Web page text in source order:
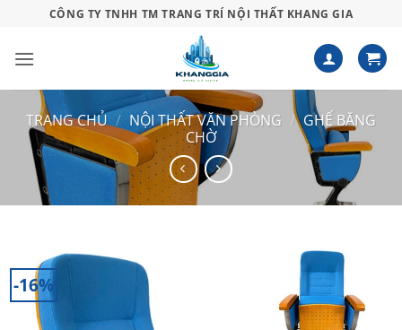
nội
CÔNG TY TNHH TM TRANG TRÍ NỘI THẤT KHANG GIA
TRANG CHỦ / NỘI THẤT VĂN PHÒNG / GHẾ BĂNG
CHỜ
-16%